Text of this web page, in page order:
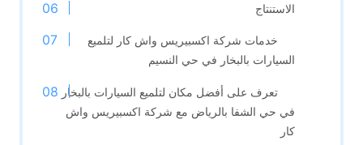
الاستنتاج
خدمات شركة اكسبيريس واش كار لتلميع
السيارات بالبخار في حي النسيم
تعرف على أفضل مكان لتلميع السيارات بالبخار
في حي الشفا بالرياض مع شركة اكسبيريس واش
كار